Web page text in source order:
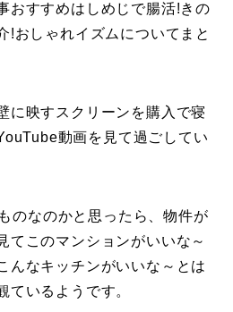
おすすめはしめじで腸活!きの
!おしゃれイズムについてまと
に映すスクリーンを購入で寝
動画を見て過ごしてい
のなのかと思ったら、物件が
てこのマンションがいいな～
んなキッチンがいいな～とは
ているようです。